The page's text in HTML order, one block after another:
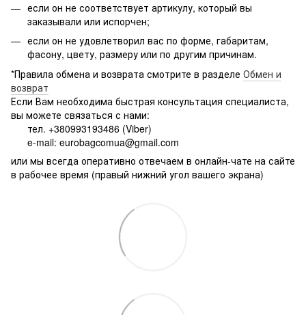
если он не соответствует артикулу, который вы
заказывали или испорчен;
если он не удовлетворил вас по форме, габаритам,
фасону, цвету, размеру или по другим причинам.
*Правила обмена и возврата смотрите в разделе Обмен и
возврат
Если Вам необходима быстрая консультация специалиста,
вы можете связаться с нами:
тел. +380993193486 (Viber)
e-mail: eurobagcomua@gmail.com
или мы всегда оперативно отвечаем в онлайн-чате на сайте
в рабочее время (правый нижний угол вашего экрана)